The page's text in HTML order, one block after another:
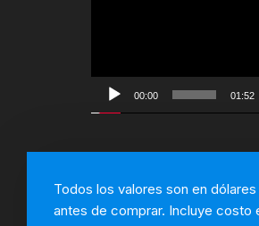
Todos los valores son en dólares
antes de comprar. Incluye costo
00:00 01:52